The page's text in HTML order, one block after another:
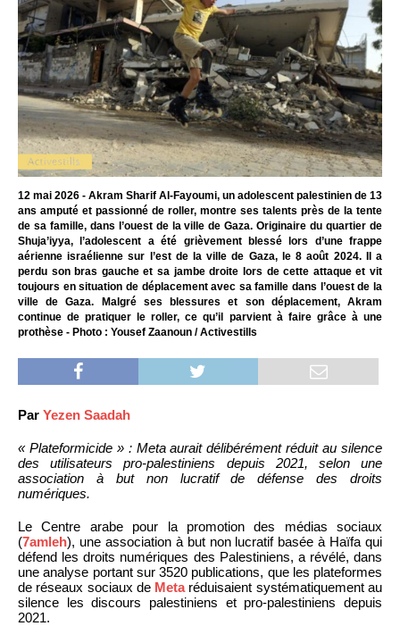
12 mai 2026 - Akram Sharif Al-Fayoumi, un adolescent palestinien de 13
ans amputé et passionné de roller, montre ses talents près de la tente
de sa famille, dans l’ouest de la ville de Gaza. Originaire du quartier de
Shuja’iyya, l’adolescent a été grièvement blessé lors d’une frappe
aérienne israélienne sur l’est de la ville de Gaza, le 8 août 2024. Il a
perdu son bras gauche et sa jambe droite lors de cette attaque et vit
toujours en situation de déplacement avec sa famille dans l’ouest de la
ville de Gaza. Malgré ses blessures et son déplacement, Akram
continue de pratiquer le roller, ce qu’il parvient à faire grâce à une
prothèse - Photo : Yousef Zaanoun / Activestills
Par Yezen Saadah
« Plateformicide » : Meta aurait délibérément réduit au silence
des utilisateurs pro-palestiniens depuis 2021, selon une
association à but non lucratif de défense des droits
numériques.
Le Centre arabe pour la promotion des médias sociaux
(7amleh), une association à but non lucratif basée à Haïfa qui
défend les droits numériques des Palestiniens, a révélé, dans
une analyse portant sur 3520 publications, que les plateformes
de réseaux sociaux de Metaréduisaient systématiquement au
silence les discours palestiniens et pro-palestiniens depuis
2021.